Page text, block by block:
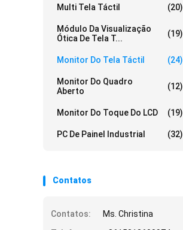
Multi Tela Táctil (20)
Módulo Da Visualização
Ótica De Tela T...
(19)
Monitor Do Tela Táctil (24)
Monitor Do Quadro
Aberto
(12)
Monitor Do Toque Do LCD (19)
PC De Painel Industrial (32)
Contatos
Contatos:
Ms. Christina